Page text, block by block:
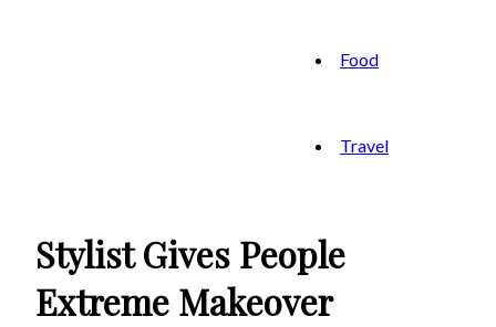
Food
Travel
Stylist Gives People
Extreme Makeover